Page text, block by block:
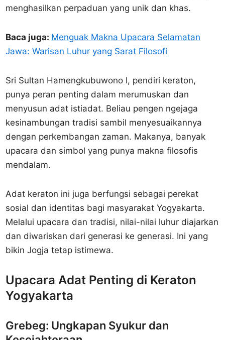
menghasilkan perpaduan yang unik dan khas.
Baca juga: Menguak Makna Upacara Selamatan
Jawa: Warisan Luhur yang Sarat Filosofi
Sri Sultan Hamengkubuwono I, pendiri keraton,
punya peran penting dalam merumuskan dan
menyusun adat istiadat. Beliau pengen ngejaga
kesinambungan tradisi sambil menyesuaikannya
dengan perkembangan zaman. Makanya, banyak
upacara dan simbol yang punya makna filosofis
mendalam.
Adat keraton ini juga berfungsi sebagai perekat
sosial dan identitas bagi masyarakat Yogyakarta.
Melalui upacara dan tradisi, nilai-nilai luhur diajarkan
dan diwariskan dari generasi ke generasi. Ini yang
bikin Jogja tetap istimewa.
Upacara Adat Penting di Keraton
Yogyakarta
Grebeg: Ungkapan Syukur dan